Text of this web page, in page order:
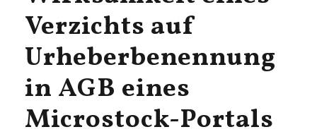
Verzichts auf
Urheberbenennung
in AGB eines
Microstock-Portals